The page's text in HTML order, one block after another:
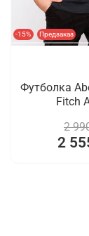
-15% Предзаказ
Футболка
Fitch
2
2